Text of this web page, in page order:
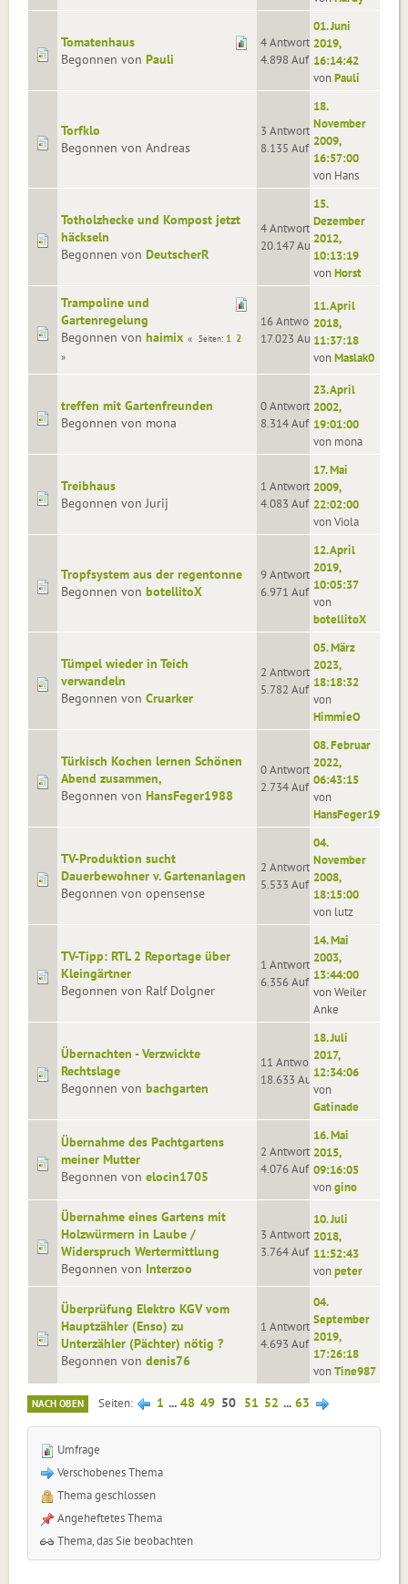
Tomatenhaus
Begonnen von Pauli
4 Antworten
4.898 Aufrufe
01. Juni
2019,
16:14:42
vonPauli
Torfklo
Begonnen von Andreas
3 Antworten
8.135 Aufrufe
18.
November
2009,
16:57:00
von Hans
Totholzhecke und Kompost jetzt
häckseln
Begonnen von DeutscherR
4 Antworten
20.147 Aufrufe
15.
Dezember
2012,
10:13:19
vonHorst
Trampoline und
Gartenregelung
Begonnen von haimix Seiten 1 2
16 Antworten
17.023 Aufrufe
11. April
2018,
11:37:18
vonMaslak0
treffen mit Gartenfreunden
Begonnen von mona
0 Antworten
8.314 Aufrufe
23. April
2002,
19:01:00
von mona
Treibhaus
Begonnen von Jurij
1 Antworten
4.083 Aufrufe
17. Mai
2009,
22:02:00
von Viola
Tropfsystem aus der regentonne
Begonnen von botellitoX
9 Antworten
6.971 Aufrufe
12. April
2019,
10:05:37
von
botellitoX
Tümpel wieder in Teich
verwandeln
Begonnen von Cruarker
2 Antworten
5.782 Aufrufe
05. März
2023,
18:18:32
von
HimmieO
Türkisch Kochen lernen Schönen
Abend zusammen,
Begonnen von HansFeger1988
0 Antworten
2.734 Aufrufe
08. Februar
2022,
06:43:15
von
HansFeger1988
TV-Produktion sucht
Dauerbewohner v. Gartenanlagen
Begonnen von opensense
2 Antworten
5.533 Aufrufe
04.
November
2008,
18:15:00
von lutz
TV-Tipp: RTL 2 Reportage über
Kleingärtner
Begonnen von Ralf Dolgner
1 Antworten
6.356 Aufrufe
14. Mai
2003,
13:44:00
von Weiler
Anke
Übernachten - Verzwickte
Rechtslage
Begonnen von bachgarten
11 Antworten
18.633 Aufrufe
18. Juli
2017,
12:34:06
von
Gatinade
Übernahme des Pachtgartens
meiner Mutter
Begonnen von elocin1705
2 Antworten
4.076 Aufrufe
16. Mai
2015,
09:16:05
vongino
Übernahme eines Gartens mit
Holzwürmern in Laube /
Widerspruch Wertermittlung
Begonnen von Interzoo
3 Antworten
3.764 Aufrufe
10. Juli
2018,
11:52:43
vonpeter
Überprüfung Elektro KGV vom
Hauptzähler (Enso) zu
Unterzähler (Pächter) nötig ?
Begonnen von denis76
1 Antworten
4.693 Aufrufe
04.
September
2019,
17:26:18
vonTine987
NACH OBEN Seiten 1 ... 48 49 50 51 52 ... 63
Umfrage
Verschobenes Thema
Thema geschlossen
Angeheftetes Thema
Thema, das Sie beobachten